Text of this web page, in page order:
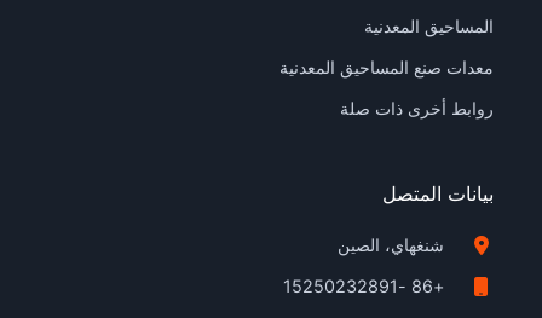
المساحيق المعدنية
معدات صنع المساحيق المعدنية
روابط أخرى ذات صلة
بيانات المتصل
شنغهاي، الصين
+86 -15250232891